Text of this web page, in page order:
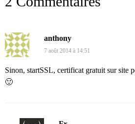
anthony
7 août 2014 à 14:51
Sinon, startSSL, certificat gratuit sur site
🙂